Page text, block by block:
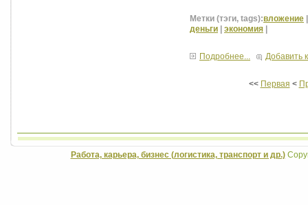
Метки (тэги, tags):вложение
деньги
экономия
Подробнее... Добавить
<< Первая <
Работа, карьера, бизнес (логистика, транспорт и др.)